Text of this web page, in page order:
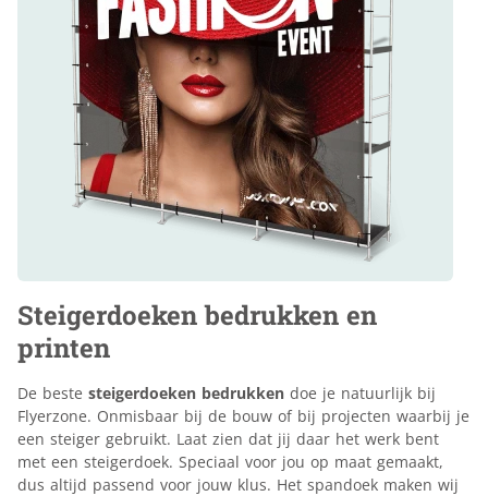
Steigerdoeken bedrukken en
printen
De beste steigerdoeken bedrukken doe je natuurlijk bij
Flyerzone. Onmisbaar bij de bouw of bij projecten waarbij je
een steiger gebruikt. Laat zien dat jij daar het werk bent
met een steigerdoek. Speciaal voor jou op maat gemaakt,
dus altijd passend voor jouw klus. Het spandoek maken wij